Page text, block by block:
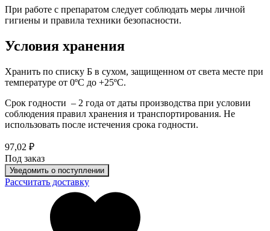
При работе с препаратом следует соблюдать меры личной
гигиены и правила техники безопасности.
Условия хранения
Хранить по списку Б в сухом, защищенном от света месте при
температуре от 0ºС до +25ºС.
Срок годности – 2 года от даты производства при условии
соблюдения правил хранения и транспортирования. Не
использовать после истечения срока годности.
97,02 ₽
Под заказ
Уведомить о поступлении
Рассчитать доставку